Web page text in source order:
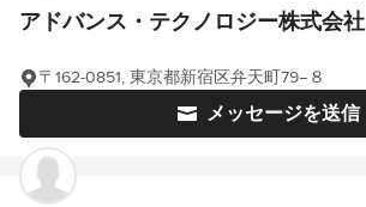
アドバンス・テクノロジー株式会社
メッセージを送信
〒162-0851, 東京都新宿区弁天町79−８